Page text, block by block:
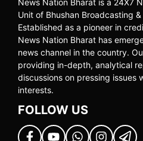
News Nation Bharat is a 24X7
Unit of Bhushan Broadcasting
Established as a pioneer in
News Nation Bharat has
news channel in the country.
providing in-depth, analytical
discussions on pressing issues
interests.
FOLLOW US